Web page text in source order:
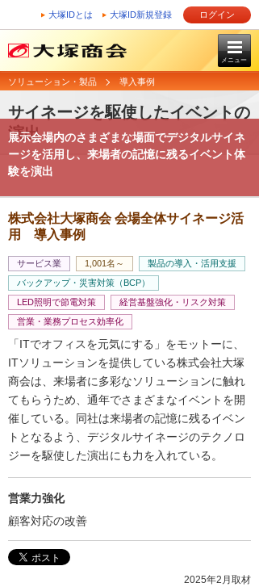
大塚IDとは 大塚ID新規登録 ログイン
メニュー
ソリューション・製品 導入事例
サイネージを駆使したイベントの
演出
展示会場内のさまざまな場面でデジタルサイネ
ージを活用し、来場者の記憶に残るイベント体
験を演出
株式会社大塚商会 会場全体サイネージ活
用 導入事例
サービス業 1,001名～
製品の導入・活用支援
バックアップ・災害対策（BCP）
LED照明で節電対策
経営基盤強化・リスク対策
営業・業務プロセス効率化
「ITでオフィスを元気にする」をモットーに、
ITソリューションを提供している株式会社大塚
商会は、来場者に多彩なソリューションに触れ
てもらうため、通年でさまざまなイベントを開
催している。同社は来場者の記憶に残るイベン
トとなるよう、デジタルサイネージのテクノロ
ジーを駆使した演出にも力を入れている。
営業力強化
顧客対応の改善
2025年2月取材